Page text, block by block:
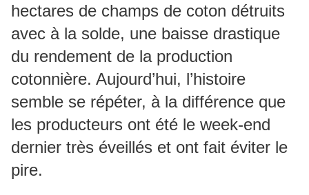
hectares de champs de coton détruits
avec à la solde, une baisse drastique
du rendement de la production
cotonnière. Aujourd’hui, l’histoire
semble se répéter, à la différence que
les producteurs ont été le week-end
dernier très éveillés et ont fait éviter le
pire.